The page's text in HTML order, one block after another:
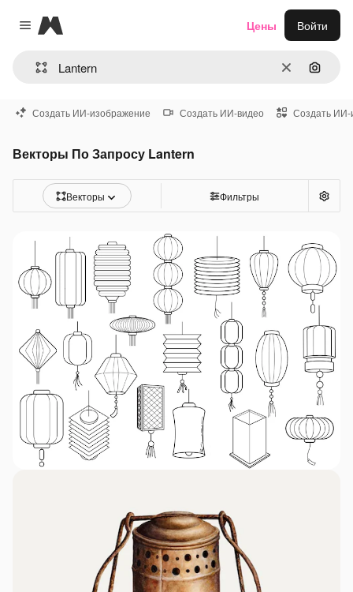
Close menu
Magnific
ОчиститьПоиск
Цены Войти
Создать ИИ-изображение Создать ИИ-видео Создать ИИ-
Векторы По Запросу Lantern
Векторы Фильтры